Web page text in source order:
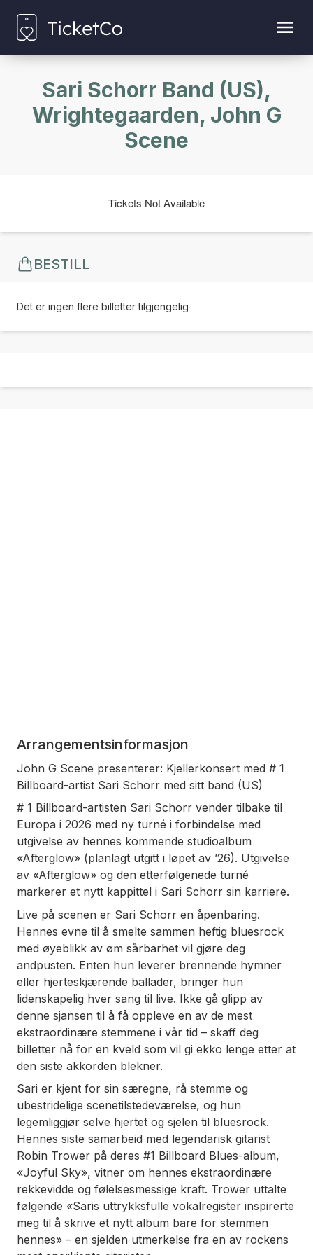
Sari Schorr Band (US),
Wrightegaarden, John G
Scene
Tickets Not Available
BESTILL
Det er ingen flere billetter tilgjengelig
Arrangementsinformasjon
John G Scene presenterer: Kjellerkonsert med # 1
Billboard-artist Sari Schorr med sitt band (US)
# 1 Billboard-artisten Sari Schorr vender tilbake til
Europa i 2026 med ny turné i forbindelse med
utgivelse av hennes kommende studioalbum
«Afterglow» (planlagt utgitt i løpet av ’26). Utgivelse
av «Afterglow» og den etterfølgenede turné
markerer et nytt kappittel i Sari Schorr sin karriere.
Live på scenen er Sari Schorr en åpenbaring.
Hennes evne til å smelte sammen heftig bluesrock
med øyeblikk av øm sårbarhet vil gjøre deg
andpusten. Enten hun leverer brennende hymner
eller hjerteskjærende ballader, bringer hun
lidenskapelig hver sang til live. Ikke gå glipp av
denne sjansen til å få oppleve en av de mest
ekstraordinære stemmene i vår tid – skaff deg
billetter nå for en kveld som vil gi ekko lenge etter at
den siste akkorden blekner.
Sari er kjent for sin særegne, rå stemme og
ubestridelige scenetilstedeværelse, og hun
legemliggjør selve hjertet og sjelen til bluesrock.
Hennes siste samarbeid med legendarisk gitarist
Robin Trower på deres #1 Billboard Blues-album,
«Joyful Sky», vitner om hennes ekstraordinære
rekkevidde og følelsesmessige kraft. Trower uttalte
følgende «Saris uttrykksfulle vokalregister inspirerte
meg til å skrive et nytt album bare for stemmen
hennes» – en sjelden utmerkelse fra en av rockens